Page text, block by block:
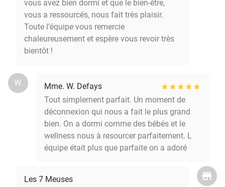
vous avez bien dormi et que le bien-être,
vous a ressourcés, nous fait très plaisir.
Toute l’équipe vous remercie
chaleureusement et espère vous revoir très
bientôt !
W.
Mme. W. Defays
Tout simplement parfait. Un moment de
déconnexion qui nous a fait le plus grand
bien. On a dormi comme des bébés et le
wellness nous à resourcer parfaitement. L
équipe était plus que parfaite on a adoré
Les 7 Meuses